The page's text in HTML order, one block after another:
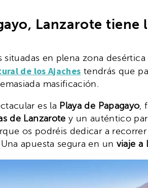
Lanzarote
situadas en plena zona
de los Ajaches tendrás que
masificación.
es la Playa de Papagayo,
de Lanzarote y un auténtico
os podréis dedicar a
apuesta segura en un viaje a